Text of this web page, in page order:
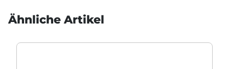
Ähnliche Artikel